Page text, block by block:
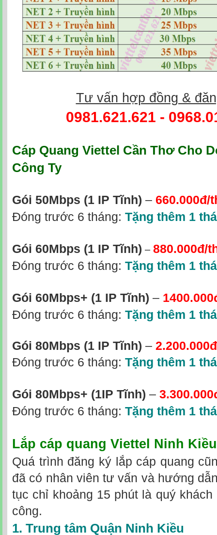
Tư vấn hợp đồng &
0981.621.621 -
Cáp Quang Viettel Cần ThơCho
Công Ty
Gói 50Mbps (1 IP Tĩnh) – 660.000đ/
Đóng trước 6 tháng: Tặng thêm 1
Gói 60Mbps (1 IP Tĩnh) –880.000đ/
Đóng trước 6 tháng: Tặng thêm 1
Gói 60Mbps+ (1 IP Tĩnh) –
Đóng trước 6 tháng: Tặng thêm 1
Gói 80Mbps (1 IP Tĩnh) –
Đóng trước 6 tháng: Tặng thêm 1
Gói 80Mbps+ (1IP Tĩnh) –
Đóng trước 6 tháng: Tặng thêm 1
Lắp cáp quang Viettel Ninh
Quá trình đăng ký lắp cáp quang
đã có nhân viên tư vấn và hướng
tục chỉ khoảng 15 phút là quý
công.
1. Trung tâm Quận Ninh Kiều